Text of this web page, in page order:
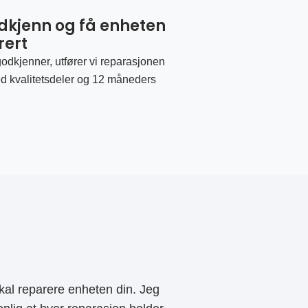
og få enheten
utfører vi reparasjonen
kvalitetsdeler og 12 måneders
reparere enheten din. Jeg